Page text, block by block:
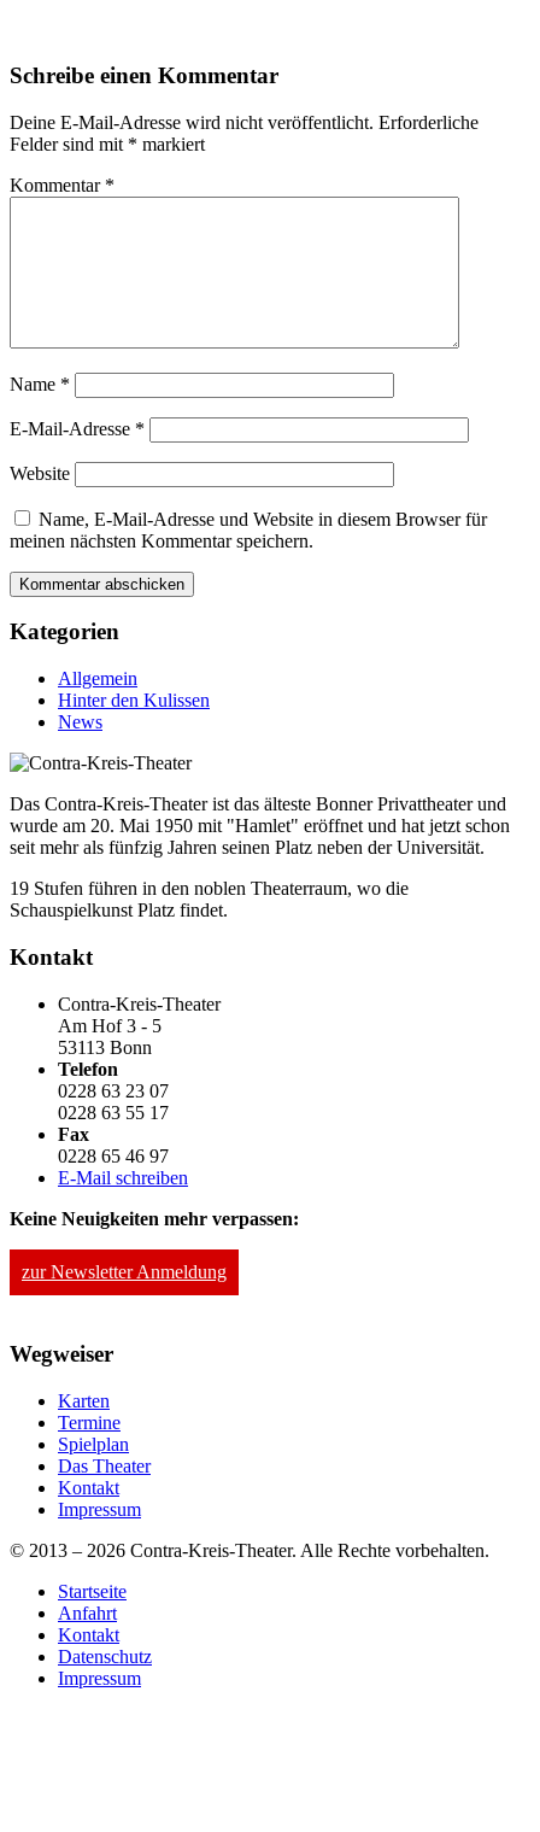
Schreibe einen Kommentar
Deine E-Mail-Adresse wird nicht veröffentlicht. Erforderliche
Felder sind mit * markiert
Kommentar *
Name *
E-Mail-Adresse *
Website
Name, E-Mail-Adresse und Website in diesem Browser für
meinen nächsten Kommentar speichern.
Kategorien
Allgemein
Hinter den Kulissen
News
Das Contra-Kreis-Theater ist das älteste Bonner Privattheater und
wurde am 20. Mai 1950 mit "Hamlet" eröffnet und hat jetzt schon
seit mehr als fünfzig Jahren seinen Platz neben der Universität.
19 Stufen führen in den noblen Theaterraum, wo die
Schauspielkunst Platz findet.
Kontakt
Contra-Kreis-Theater
Am Hof 3 - 5
53113 Bonn
Telefon
0228 63 23 07
0228 63 55 17
Fax
0228 65 46 97
E-Mail schreiben
Keine Neuigkeiten mehr verpassen:
zur Newsletter Anmeldung
Wegweiser
Karten
Termine
Spielplan
Das Theater
Kontakt
Impressum
© 2013 – 2026 Contra-Kreis-Theater. Alle Rechte vorbehalten.
Startseite
Anfahrt
Kontakt
Datenschutz
Impressum